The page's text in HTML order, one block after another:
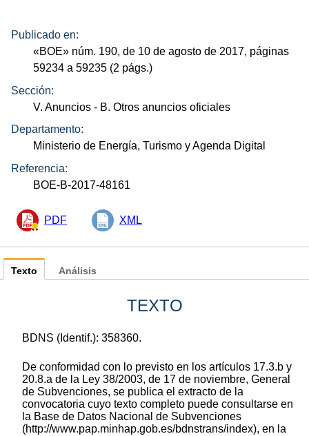
Publicado en:
«BOE» núm. 190, de 10 de agosto de 2017, páginas
59234 a 59235 (2 págs.)
Sección:
V. Anuncios - B. Otros anuncios oficiales
Departamento:
Ministerio de Energía, Turismo y Agenda Digital
Referencia:
BOE-B-2017-48161
PDF XML
Texto
TEXTO
BDNS (Identif.): 358360.
De conformidad con lo previsto en los artículos 17.3.b y
20.8.a de la Ley 38/2003, de 17 de noviembre, General
de Subvenciones, se publica el extracto de la
convocatoria cuyo texto completo puede consultarse en
la Base de Datos Nacional de Subvenciones
(http://www.pap.minhap.gob.es/bdnstrans/index), en la
Análisis